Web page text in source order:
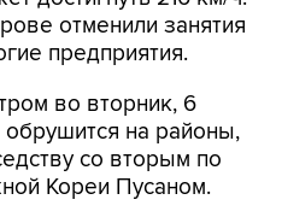
отменили занятия
предприятия.
во вторник, 6
на районы,
со вторым по
Кореи Пусаном.